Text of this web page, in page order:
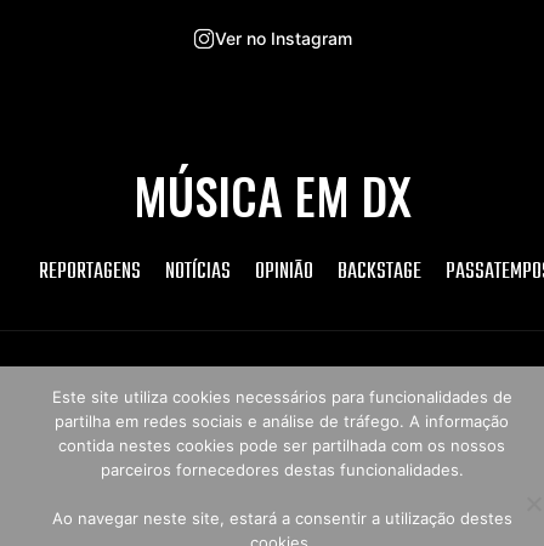
Ver no Instagram
MÚSICA EM DX
REPORTAGENS NOTÍCIAS OPINIÃO BACKSTAGE
Este site utiliza cookies necessários para funcionalidades de
partilha em redes sociais e análise de tráfego. A informação
contida nestes cookies pode ser partilhada com os nossos
parceiros fornecedores destas funcionalidades.
Ao navegar neste site, estará a consentir a utilização destes